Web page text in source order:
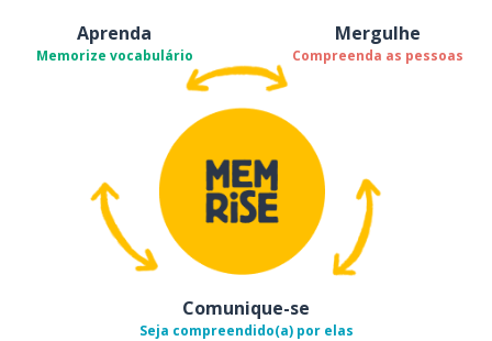
Aprenda
Memorize vocabulário
Mergulhe
Compreenda as pessoas
Comunique-se
Seja compreendido(a) por elas